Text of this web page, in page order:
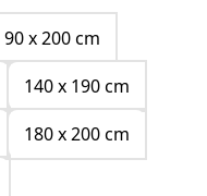
90 x 200 cm
140 x 190 cm
180 x 200 cm